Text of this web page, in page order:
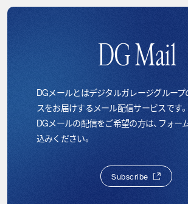
DG Mail
DGメールとはデジタルガレージグルー
スをお届けするメール配信サービスです。
DGメールの配信をご希望の方は、フォー
込みください。
Subscribe
Subscribe